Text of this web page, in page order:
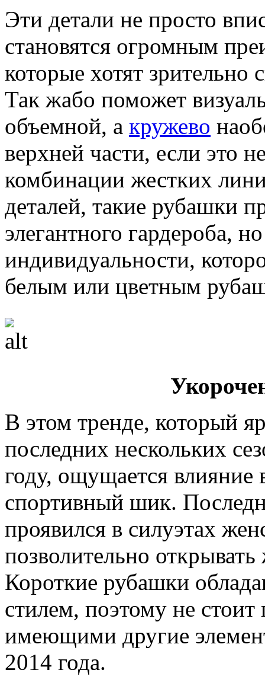
Эти детали не просто
становятся огромным
которые хотят зрительно
Так жабо поможет
объемной, а кружево
верхней части, если это
комбинации жестких
деталей, такие рубашки
элегантного гардероба,
индивидуальности,
белым или цветным
В этом тренде, который
последних нескольких
году, ощущается влияние
спортивный шик.
проявился в силуэтах
позволительно
Короткие рубашки
стилем, поэтому не стоит
имеющими другие
2014 года.